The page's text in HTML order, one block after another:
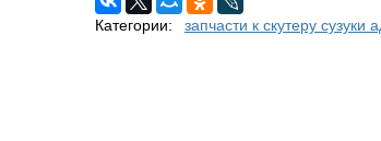
Категории: запчасти к скутеру